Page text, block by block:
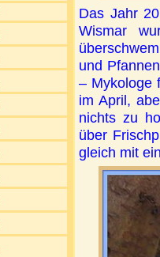
Das Jahr
Wismar
und
– Mykologe
im April,
nichts zu
über
gleich mit